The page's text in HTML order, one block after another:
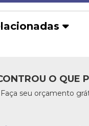
O QUE
Faça seu orçamento